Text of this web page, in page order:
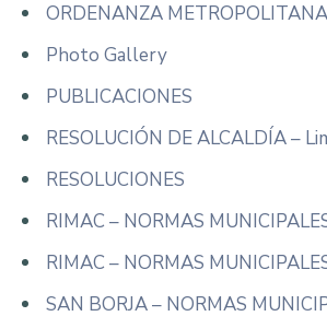
ORDENANZA METROPOLITANA
Photo Gallery
PUBLICACIONES
RESOLUCIÓN DE ALCALDÍA –
RESOLUCIONES
RIMAC – NORMAS
RIMAC – NORMAS
SAN BORJA – NORMAS